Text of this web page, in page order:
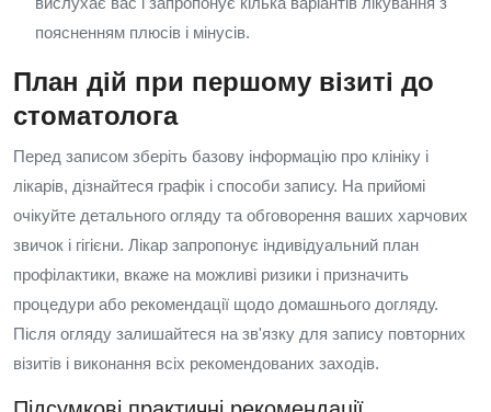
поясненням плюсів і мінусів.
План дій при першому візиті до
стоматолога
Перед записом зберіть базову інформацію про клініку і
лікарів, дізнайтеся графік і способи запису. На прийомі
очікуйте детального огляду та обговорення ваших харчових
звичок і гігієни. Лікар запропонує індивідуальний план
профілактики, вкаже на можливі ризики і призначить
процедури або рекомендації щодо домашнього догляду.
Після огляду залишайтеся на зв'язку для запису повторних
візитів і виконання всіх рекомендованих заходів.